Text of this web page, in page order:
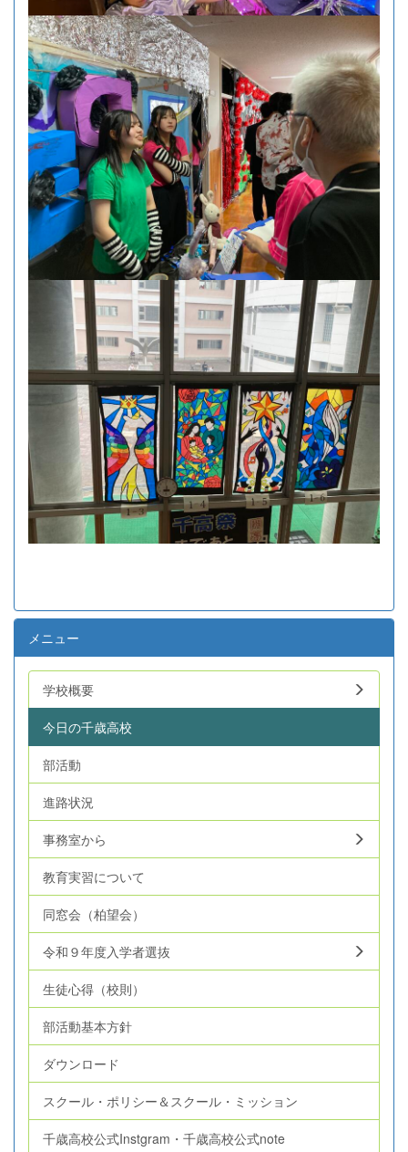
メニュー
学校概要
今日の千歳高校
部活動
進路状況
事務室から
教育実習について
同窓会（柏望会）
令和９年度入学者選抜
生徒心得（校則）
部活動基本方針
ダウンロード
スクール・ポリシー＆スクール・ミッション
千歳高校公式Instgram・千歳高校公式note